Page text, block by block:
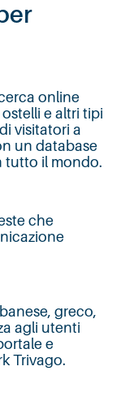
online
e altri tipi
visitatori a
un database
tutto il mondo.
che
greco,
agli utenti
e
Trivago.